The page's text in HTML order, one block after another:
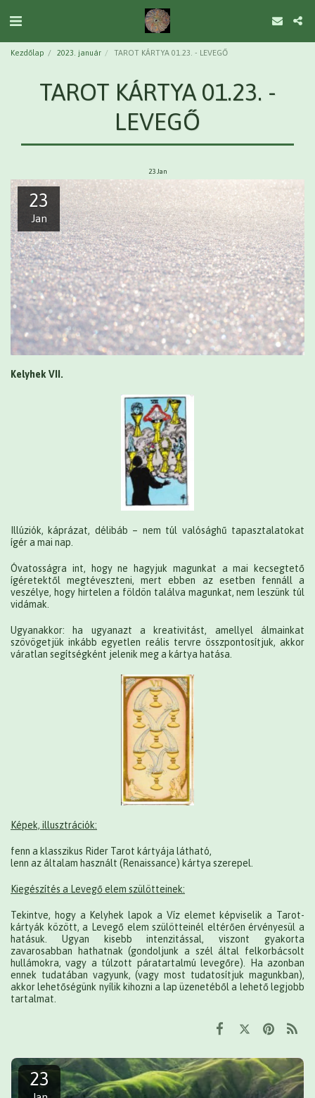
Kezdőlap 2023. január TAROT KÁRTYA 01.23. - LEVEGŐ
TAROT KÁRTYA 01.23. -
LEVEGŐ
23 Jan
23
Jan
Kelyhek VII.
Illúziók, káprázat, délibáb – nem túl valósághű tapasztalatokat
ígér a mai nap.
Óvatosságra int, hogy ne hagyjuk magunkat a mai kecsegtető
ígéretektől megtéveszteni, mert ebben az esetben fennáll a
veszélye, hogy hirtelen a földön találva magunkat, nem leszünk túl
vidámak.
Ugyanakkor: ha ugyanazt a kreativitást, amellyel álmainkat
szövögetjük inkább egyetlen reális tervre összpontosítjuk, akkor
váratlan segítségként jelenik meg a kártya hatása.
Képek, illusztrációk:
fenn a klasszikus Rider Tarot kártyája látható,
lenn az általam használt (Renaissance) kártya szerepel.
Kiegészítés a Levegő elem szülötteinek:
Tekintve, hogy a Kelyhek lapok a Víz elemet képviselik a Tarot-
kártyák között, a Levegő elem szülötteinél eltérően érvényesül a
hatásuk. Ugyan kisebb intenzitással, viszont gyakorta
zavarosabban hathatnak (gondoljunk a szél által felkorbácsolt
hullámokra, vagy a túlzott páratartalmú levegőre). Ha azonban
ennek tudatában vagyunk, (vagy most tudatosítjuk magunkban),
akkor lehetőségünk nyílik kihozni a lap üzenetéből a lehető legjobb
tartalmat.
23